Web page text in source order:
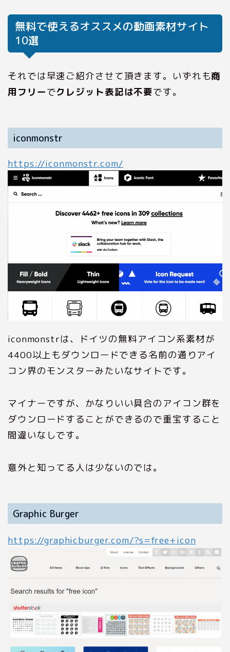
無料で使えるオススメの動画素材サイト
10選
それでは早速ご紹介させて頂きます。いずれも商
用フリーでクレジット表記は不要です。
iconmonstr
https://iconmonstr.com/
iconmonstrは、ドイツの無料アイコン系素材が
4400以上もダウンロードできる名前の通りアイ
コン界のモンスターみたいなサイトです。
マイナーですが、かなりいい具合のアイコン群を
ダウンロードすることができるので重宝すること
間違いなしです。
意外と知ってる人は少ないのでは。
Graphic Burger
https://graphicburger.com/?s=free+icon